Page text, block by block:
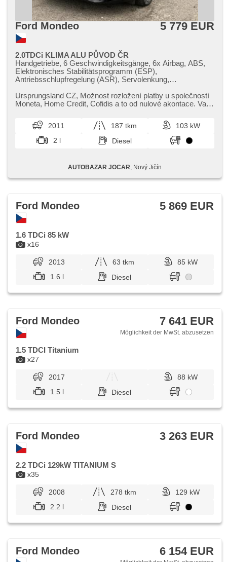
Ford Mondeo 5 779 EUR
2.0TDCi KLIMA ALU PŮVOD ČR
Handgetriebe, 6 Geschwindigkeitsgänge, 6x Airbag, ABS,
Elektronisches Stabilitätsprogramm (ESP),
Antriebsschlupfregelung (ASR), Servolenkung,
Bordcomputer, parkovací senzory zadní,
Scheibenwischersensor, Lenkrad einstellbar,
Spiegel, Wegfahrsperre, Zentralverriegelung mit
Funkfernbedienung, Zentralverriegelung, isofix,
höheneinstellbare Fahrersitz, Heck LED Leuchte,
Nebelscheinwerfer, AUX, Autoradio, CD-Spieler,
Heckscheibenwischer, Getönte Scheiben, Ausziehbare
Kopflehnen
Ursprungsland CZ,​ Možnost rozložení platby u společností
Moneta,​ Home Credit,​ Cofidis a to od nulové akontace. Vaše
2011 187 tkm
103 kW
2 l
Diesel
AUTOBAZAR JOCAR , Nový Jičín
x16
Ford Mondeo 5 869 EUR
1.6 TDCi 85 kW
2013 63 tkm
85 kW
1.6 l
Diesel
x27
Ford Mondeo 7 641 EUR
Möglichkeit der MwSt. abzusetzen
1.5 TDCI Titanium
2017
88 kW
1.5 l
Diesel
x35
Ford Mondeo 3 263 EUR
2.2 TDCi 129kW TITANIUM S
2008 278 tkm
129 kW
2.2 l
Diesel
Ford Mondeo 6 154 EUR